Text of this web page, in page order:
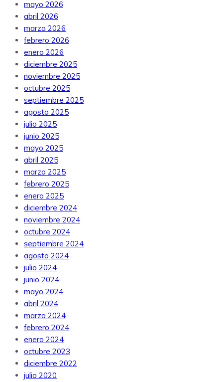
mayo 2026
abril 2026
marzo 2026
febrero 2026
enero 2026
diciembre 2025
noviembre 2025
octubre 2025
septiembre 2025
agosto 2025
julio 2025
junio 2025
mayo 2025
abril 2025
marzo 2025
febrero 2025
enero 2025
diciembre 2024
noviembre 2024
octubre 2024
septiembre 2024
agosto 2024
julio 2024
junio 2024
mayo 2024
abril 2024
marzo 2024
febrero 2024
enero 2024
octubre 2023
diciembre 2022
julio 2020